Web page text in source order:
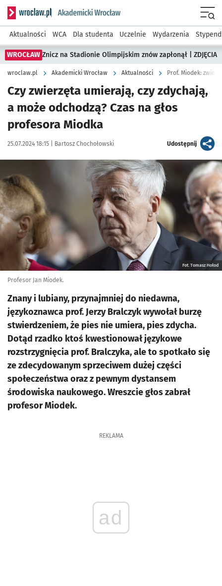
Serwis informacyjny wroclaw.pl podserwis: Akademicki
Aktualności WCA Dla studenta Uczelnie Wydarzenia
WROCŁAW Znicz na Stadionie Olimpijskim znów zapłonął | ZDJĘCIA
wroclaw.pl Akademicki Wrocław Aktualności Prof. Miodek:
Czy zwierzęta umierają, czy zdychają,
a może odchodzą? Czas na głos
profesora Miodka
Data publikacji:
25.07.2024 18:15 | Autor:
Bartosz Chochołowski Udostępnijartykuł
Fot. Tomasz Hołod
Profesor Jan Miodek.
Znany i lubiany, przynajmniej do niedawna,
językoznawca prof. Jerzy Bralczyk wywołał burzę
stwierdzeniem, że pies nie umiera, pies zdycha.
Dotąd rzadko ktoś kwestionował językowe
rozstrzygnięcia prof. Bralczyka, ale to spotkało się
ze zdecydowanym sprzeciwem dużej części
społeczeństwa oraz z pewnym dystansem
środowiska naukowego. Wreszcie głos zabrał
profesor Miodek.
REKLAMA
ad